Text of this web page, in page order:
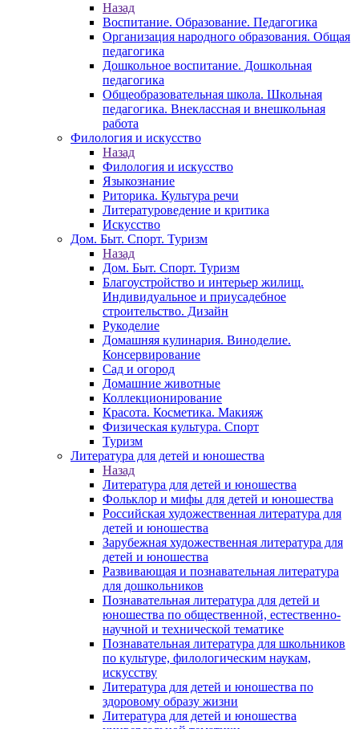
Назад
Воспитание. Образование. Педагогика
Организация народного образования. Общая
педагогика
Дошкольное воспитание. Дошкольная
педагогика
Общеобразовательная школа. Школьная
педагогика. Внеклассная и внешкольная
работа
Филология и искусство
Назад
Филология и искусство
Языкознание
Риторика. Культура речи
Литературоведение и критика
Искусство
Дом. Быт. Спорт. Туризм
Назад
Дом. Быт. Спорт. Туризм
Благоустройство и интерьер жилищ.
Индивидуальное и приусадебное
строительство. Дизайн
Рукоделие
Домашняя кулинария. Виноделие.
Консервирование
Сад и огород
Домашние животные
Коллекционирование
Красота. Косметика. Макияж
Физическая культура. Спорт
Туризм
Литература для детей и юношества
Назад
Литература для детей и юношества
Фольклор и мифы для детей и юношества
Российская художественная литература для
детей и юношества
Зарубежная художественная литература для
детей и юношества
Развивающая и познавательная литература
для дошкольников
Познавательная литература для детей и
юношества по общественной, естественно-
научной и технической тематике
Познавательная литература для школьников
по культуре, филологическим наукам,
искусству
Литература для детей и юношества по
здоровому образу жизни
Литература для детей и юношества